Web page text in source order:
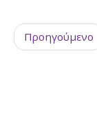
Προηγούμενο